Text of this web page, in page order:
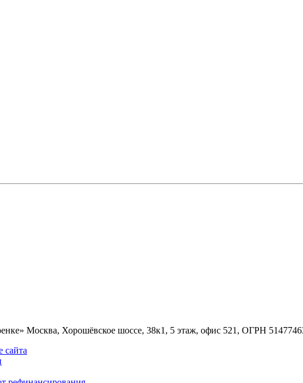
Москва, Хорошёвское шоссе, 38к1, 5 этаж, офис 521, ОГРН
сайта